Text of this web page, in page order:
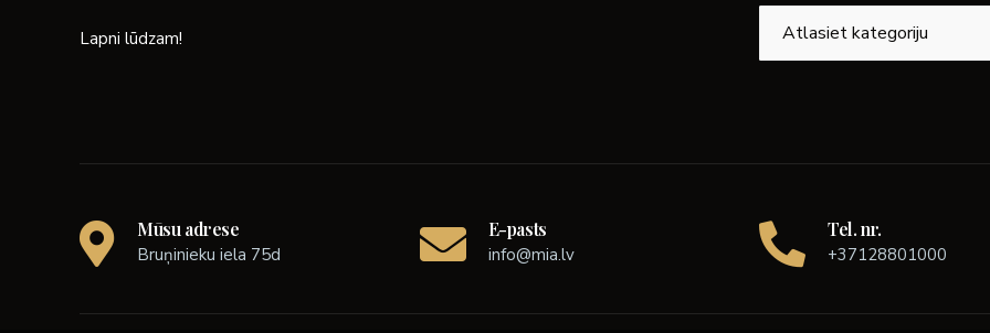
Lapni lūdzam!
Mūsu adrese
Bruņinieku iela 75d
E-pasts
info@mia.lv
Tel. nr.
+37128801000